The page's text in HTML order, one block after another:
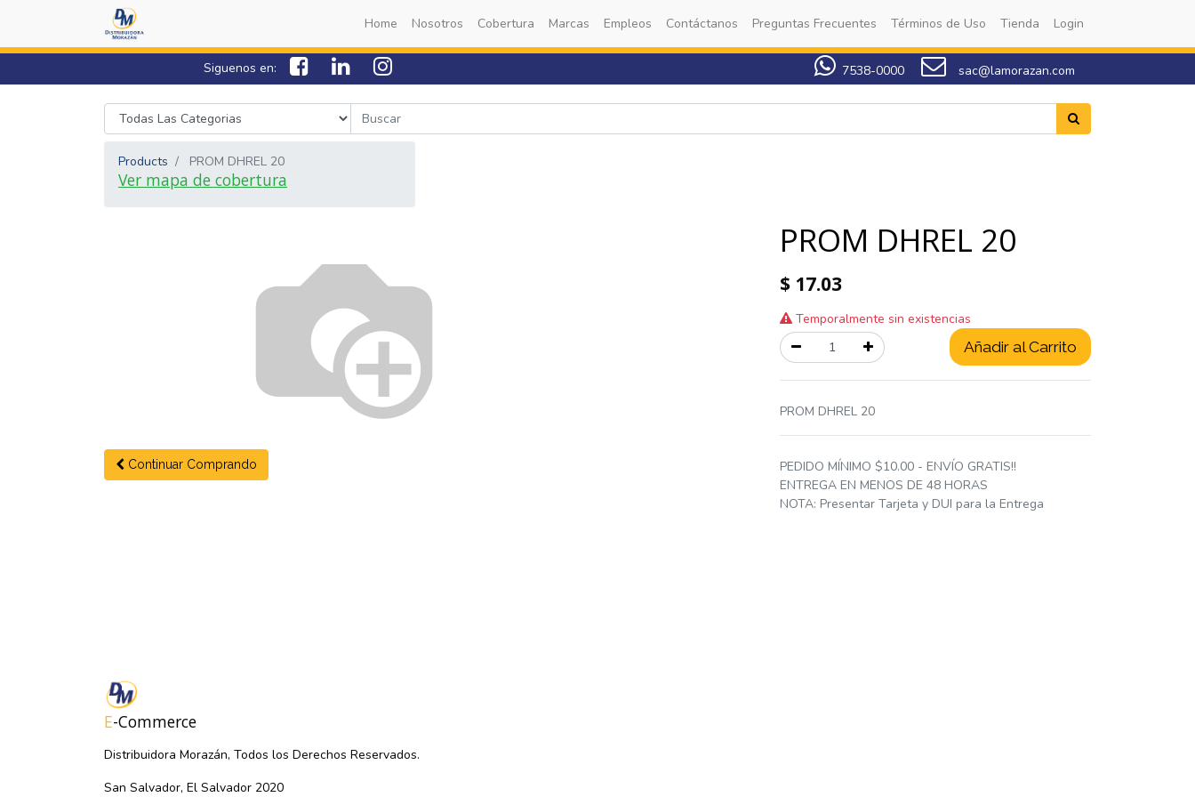
Home Nosotros Cobertura Marcas Empleos Contáctanos Preguntas Frecuentes Términos de Uso Tienda Login
Siguenos en: 7538-0000 sac@lamorazan.com
Products PROM DHREL 20
Ver mapa de cobertura
Continuar Comprando
PROM DHREL 20
$ 17.03
Temporalmente sin existencias
Añadir al Carrito
PROM DHREL 20
PEDIDO MÍNIMO $10.00 - ENVÍO GRATIS!!
ENTREGA EN MENOS DE 48 HORAS
NOTA: Presentar Tarjeta y DUI para la Entrega
E-Commerce
Distribuidora Morazán, Todos los Derechos Reservados.
San Salvador, El Salvador 2020